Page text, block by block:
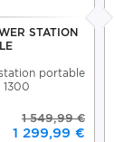
STATION
portable
1 549,99 €
1 299,99 €